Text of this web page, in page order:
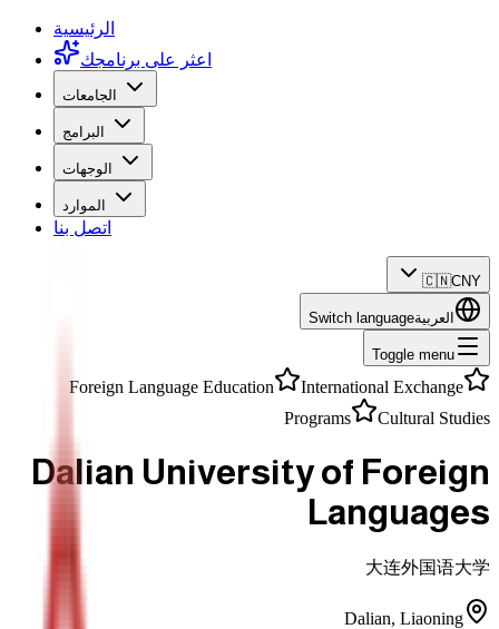
الرئيسية
اعثر على برنامجك
الجامعات
البرامج
الوجهات
الموارد
اتصل بنا
🇨🇳CNY
العربيةSwitch language
Toggle menu
Foreign Language Education
International Exchange
Programs
Cultural Studies
Dalian University of Foreign
Languages
大连外国语大学
Dalian, Liaoning